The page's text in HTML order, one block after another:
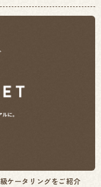
ケータリングをご紹介